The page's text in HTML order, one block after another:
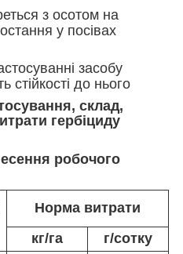
з осотом на
у посівах
засобу
стійкості до нього
склад,
гербіциду
робочого
Норма витрати
кг/га
г/сотку